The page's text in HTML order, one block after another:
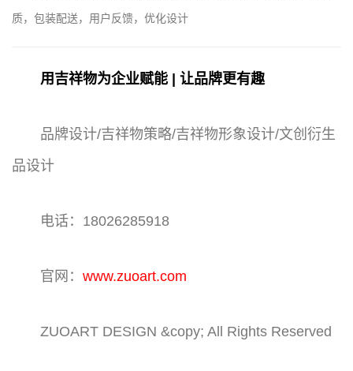
质，包装配送，用户反馈，优化设计
用吉祥物为企业赋能 | 让品牌更有趣
品牌设计/吉祥物策略/吉祥物形象设计/文创衍生
品设计
电话：18026285918
官网： www.zuoart.com
ZUOART DESIGN &copy; All Rights Reserved